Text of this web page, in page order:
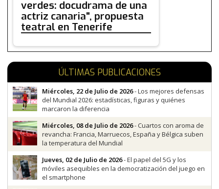
verdes: docudrama de una
actriz canaria", propuesta
teatral en Tenerife
ÚLTIMAS PUBLICACIONES
Miércoles, 22 de Julio de 2026- Los mejores defensas
del Mundial 2026: estadísticas, figuras y quiénes
marcaron la diferencia
Miércoles, 08 de Julio de 2026- Cuartos con aroma de
revancha: Francia, Marruecos, España y Bélgica suben
la temperatura del Mundial
Jueves, 02 de Julio de 2026- El papel del 5G y los
móviles asequibles en la democratización del juego en
el smartphone